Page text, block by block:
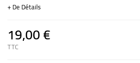
+ De Détails
19,00 €
TTC